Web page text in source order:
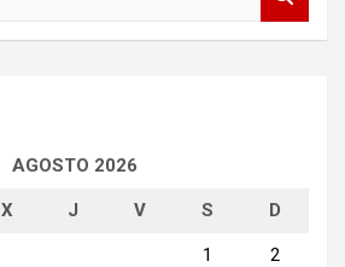
AGOSTO 2026
X J V S D
1 2